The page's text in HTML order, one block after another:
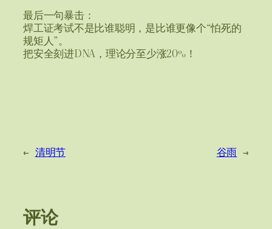
最后一句暴击：
焊工证考试不是比谁聪明，是比谁更像个“怕死的
规矩人”。
把安全刻进DNA，理论分至少涨20%！
← 清明节 谷雨 →
评论